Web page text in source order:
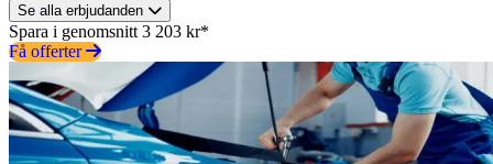
Se alla erbjudanden
Spara i genomsnitt 3 203 kr*
Få offerter